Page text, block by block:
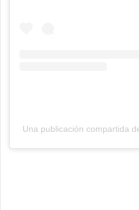
Una publicación compartida